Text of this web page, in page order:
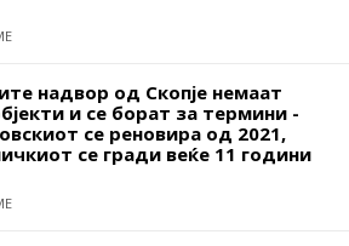
надвор од Скопје немаат
и се борат за термини -
се реновира од 2021,
се гради веќе 11 години